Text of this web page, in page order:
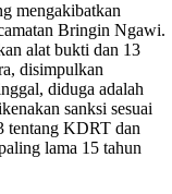
mengakibatkan
Bringin Ngawi.
alat bukti dan 13
disimpulkan
diduga adalah
sanksi sesuai
tentang KDRT dan
lama 15 tahun